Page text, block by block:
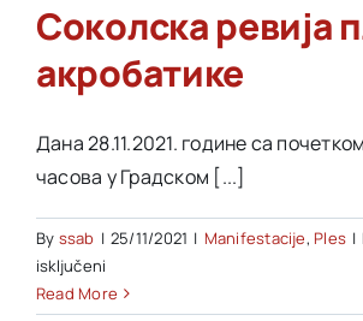
Соколска ревија
акробатике
Дана 28.11.2021. године са
часова у Градском [...]
By ssab | 25/11/2021 | Manifestacije, Ples |
isključeni
Соколска
Read More